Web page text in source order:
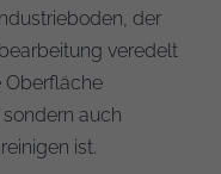
der
veredelt
Oberfläche
auch
ist.